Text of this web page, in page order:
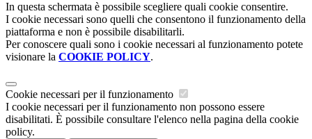
In questa schermata è possibile scegliere quali cookie consentire.
I cookie necessari sono quelli che consentono il funzionamento della
piattaforma e non è possibile disabilitarli.
Per conoscere quali sono i cookie necessari al funzionamento potete
visionare la COOKIE POLICY.
Cookie necessari per il funzionamento
I cookie necessari per il funzionamento non possono essere
disabilitati. È possibile consultare l'elenco nella pagina della cookie
policy.